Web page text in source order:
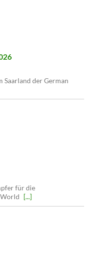
Saarland der German
für die
[...]